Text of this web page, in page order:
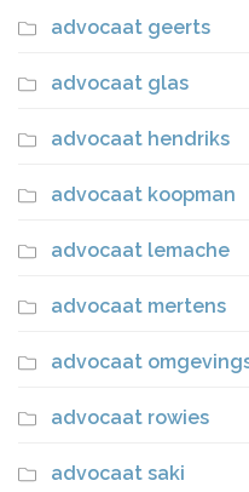
advocaat geerts
advocaat glas
advocaat hendriks
advocaat koopman
advocaat lemache
advocaat mertens
advocaat
advocaat rowies
advocaat saki